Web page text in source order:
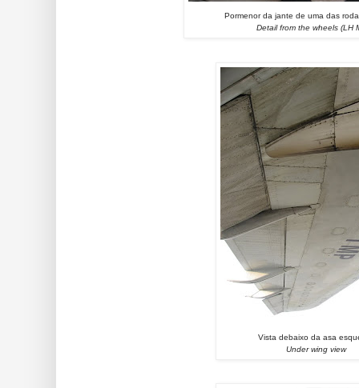
Pormenor da jante de uma das
Detail from the wheels (LH
Vista debaixo da asa
Under wing view